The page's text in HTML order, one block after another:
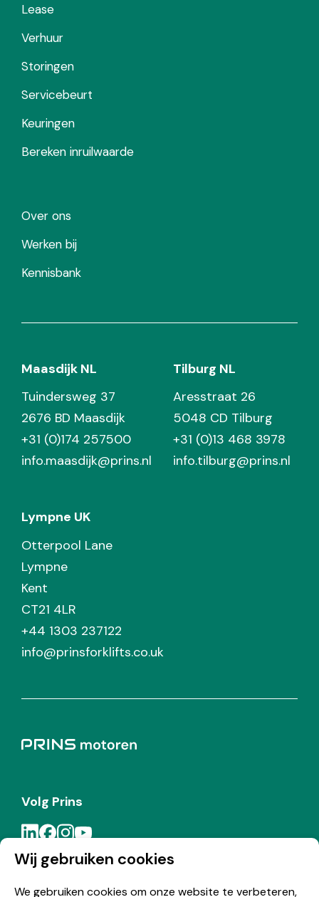
Wij gebruiken cookies
We gebruiken cookies om onze website te verbeteren,
Lease
Verhuur
Storingen
Servicebeurt
Keuringen
Bereken inruilwaarde
Over ons
Werken bij
Kennisbank
Maasdijk NL
Tuindersweg 37
2676 BD Maasdijk
+31 (0)174 257500
info.maasdijk@prins.nl
Tilburg NL
Aresstraat 26
5048 CD Tilburg
+31 (0)13 468 3978
info.tilburg@prins.nl
Lympne UK
Otterpool Lane
Lympne
Kent
CT21 4LR
+44 1303 237122
info@prinsforklifts.co.uk
Volg Prins
Meld je aan voor de Prins nieuwsbrief